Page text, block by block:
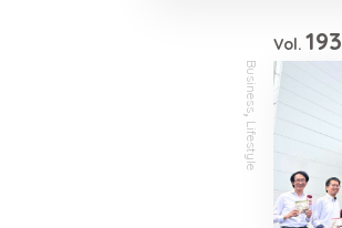
Business
,
Lifestyle
Vol. 193